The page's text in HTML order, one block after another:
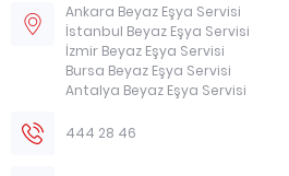
Ankara Beyaz Eşya Servisi
İstanbul Beyaz Eşya Servisi
İzmir Beyaz Eşya Servisi
Bursa Beyaz Eşya Servisi
Antalya Beyaz Eşya Servisi
444 28 46